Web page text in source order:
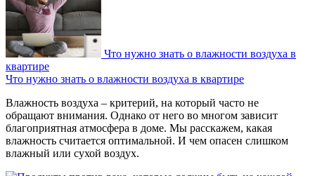
Что нужно знать о влажности воздуха в
квартире
Что нужно знать о влажности воздуха в квартире
Влажность воздуха – критерий, на который часто не
обращают внимания. Однако от него во многом зависит
благоприятная атмосфера в доме. Мы расскажем, какая
влажность считается оптимальной. И чем опасен слишком
влажный или сухой воздух.